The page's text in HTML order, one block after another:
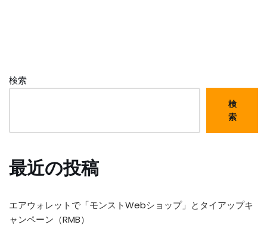
検索
検
索
最近の投稿
エアウォレットで「モンストWebショップ」とタイアップキ
ャンペーン（RMB）